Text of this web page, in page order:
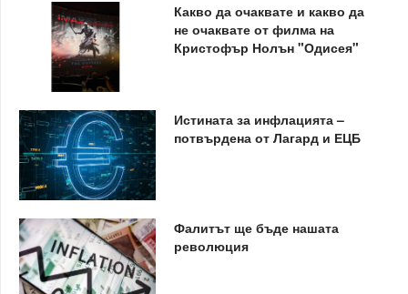
Какво да очаквате и какво да
не очаквате от филма на
Кристофър Нолън "Одисея"
Истината за инфлацията –
потвърдена от Лагард и ЕЦБ
Фалитът ще бъде нашата
революция